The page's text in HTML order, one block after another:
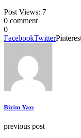
Post Views: 7
0 comment
0
FacebookTwitter
Bizim Yazı
previous post